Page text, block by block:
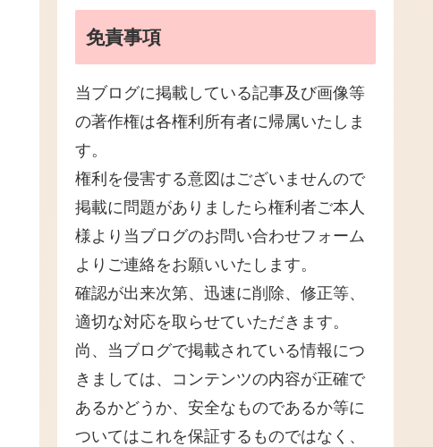
免責事項
当ブログに掲載している記事及び画像等
の著作権は各権利所有者に帰属いたしま
す。
権利を侵害する意図はございませんので
掲載に問題がありましたら権利者ご本人
様より当ブログのお問い合わせフォーム
よりご連絡をお願いいたします。
確認が出来次第、迅速に削除、修正等、
適切な対応を取らせていただきます。
尚、当ブログで掲載されている情報につ
きましては、コンテンツの内容が正確で
あるかどうか、安全なものであるか等に
ついてはこれを保証するものではなく、